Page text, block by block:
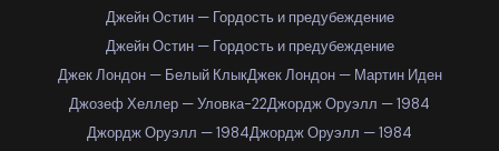
Джейн Остин — Гордость и предубеждение
Джейн Остин — Гордость и предубеждение
Джек Лондон — Белый КлыкДжек Лондон — Мартин Иден
Джозеф Хеллер — Уловка-22Джордж Оруэлл — 1984
Джордж Оруэлл — 1984Джордж Оруэлл — 1984